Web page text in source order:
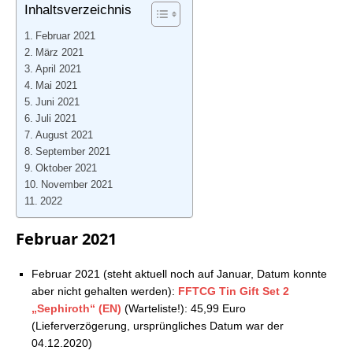
19.02.2021
Square Enix Store: Aktuelle Vorbestellungen –
26.02.2021
Square Enix Store: Aktuelle Vorbestellungen –
05.03.2021
12.03.2021
Square Enix Store: Aktuelle Vorbestellungen –
19.03.2021
Square Enix Store: Aktuelle Vorbestellungen –
26.03.2021
Square Enix Store: Aktuelle Vorbestellungen –
02.04.2021
Square Enix Store: Aktuelle Vorbestellungen –
Square Enix Store: Aktuelle Vorbestellungen –
16.04.2021
Square Enix Store: Aktuelle Vorbestellungen –
23.04.2021
Square Enix Store: Aktuelle Vorbestellungen –
Inhaltsverzeichnis
Februar 2021
März 2021
April 2021
Mai 2021
Juni 2021
Juli 2021
August 2021
September 2021
Oktober 2021
November 2021
2022
Februar 2021
Februar 2021 (steht aktuell noch auf Januar, Datum konnte
aber nicht gehalten werden): FFTCG Tin Gift Set 2
„Sephiroth“ (EN) (Warteliste!): 45,99 Euro
(Lieferverzögerung, ursprüngliches Datum war der
04.12.2020)